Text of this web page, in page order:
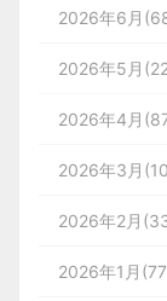
2026年6月
2026年5月
2026年4月
2026年3月
2026年2月
2026年1月